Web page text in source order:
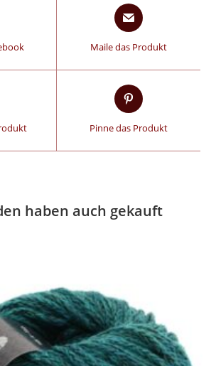
Maile das Produkt
Pinne das Produkt
haben auch gekauft